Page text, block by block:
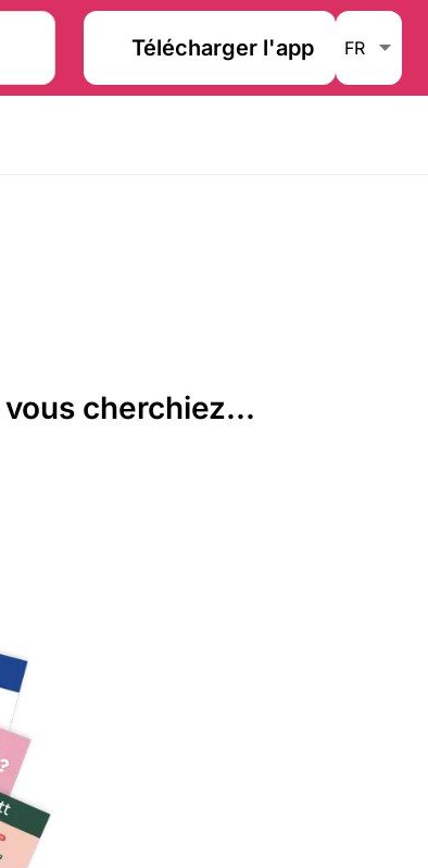
Télécharger l'app
cherchiez...